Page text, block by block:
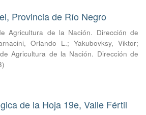
Provincia de Río Negro
Agricultura de la Nación. Dirección de
Orlando L.; Yakubovksy, Viktor;
Agricultura de la Nación. Dirección de
)
de la Hoja 19e, Valle Fértil